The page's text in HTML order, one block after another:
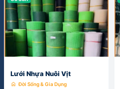
Lưới Nhựa Nuôi Vịt
Đời Sống & Gia Dụng
Xem chi tiết →